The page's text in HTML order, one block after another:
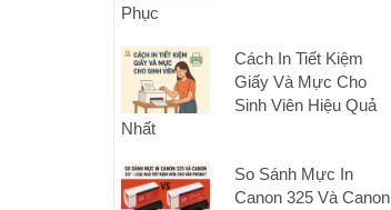
Phục
Cách In Tiết Kiệm
Giấy Và Mực Cho
Sinh Viên Hiệu Quả
Nhất
So Sánh Mực In
Canon 325 Và Canon